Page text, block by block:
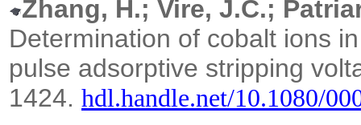
Zhang, H.; Vire, J.C.;
Determination of cobalt ions
pulse adsorptive stripping
1424. hdl.handle.net/10.1080/